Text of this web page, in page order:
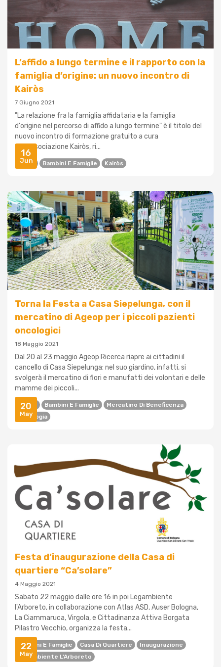
16
Jun
L’affido a lungo termine e il rapporto con la
famiglia d’origine: un nuovo incontro di
Kairòs
7 Giugno 2021
"La relazione fra la famiglia affidataria e la famiglia
d'origine nel percorso di affido a lungo termine" è il titolo del
nuovo incontro di formazione gratuito a cura
dell'associazione Kairòs, ri...
Affido Bambini E Famiglie Kairòs
20
May
Torna la Festa a Casa Siepelunga, con il
mercatino di Ageop per i piccoli pazienti
oncologici
18 Maggio 2021
Dal 20 al 23 maggio Ageop Ricerca riapre ai cittadini il
cancello di Casa Siepelunga: nel suo giardino, infatti, si
svolgerà il mercatino di fiori e manufatti dei volontari e delle
mamme dei piccoli...
Ageop Bambini E Famiglie
Mercatino Di Beneficenza
Oncologia
22
May
Festa d’inaugurazione della Casa di
quartiere “Ca’solare”
4 Maggio 2021
Sabato 22 maggio dalle ore 16 in poi Legambiente
l'Arboreto, in collaborazione con Atlas ASD, Auser Bologna,
La Ciammaruca, Virgola, e Cittadinanza Attiva Borgata
Pilastro Vecchio, organizza la festa...
Bambini E Famiglie Casa Di Quartiere
Inaugurazione
Legambiente L’Arboreto